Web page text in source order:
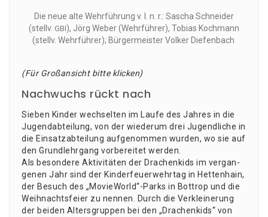
Die neue alte Wehr­füh­rung v. l. n. r.: Sascha Schnei­der
(stellv. GBI), Jörg Weber (Wehr­füh­rer), Tobi­as Koch­mann
(stellv. Wehr­füh­rer); Bür­ger­meis­ter Vol­ker Diefenbach
(Für Groß­an­sicht bit­te klicken)
Nachwuchs rückt nach
Sie­ben Kin­der wech­sel­ten im Lau­fe des Jah­res in die
Jugend­ab­tei­lung, von der wie­der­um drei Jugend­li­che in
die Ein­satz­ab­tei­lung auf­ge­nom­men wur­den, wo sie auf
den Grund­lehr­gang vor­be­rei­tet werden.
Als beson­de­re Akti­vi­tä­ten der Dra­chen­kids im ver­gan­
ge­nen Jahr sind der Kin­der­feu­er­wehr­tag in Het­ten­hain,
der Besuch des „MovieWorld“-Parks in Bot­trop und die
Weih­nachts­fei­er zu nen­nen. Durch die Ver­klei­ne­rung
der bei­den Alters­grup­pen bei den „Dra­chen­kids“ von